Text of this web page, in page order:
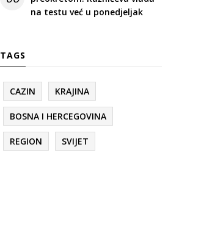
na testu već u ponedjeljak
TAGS
CAZIN KRAJINA
BOSNA I HERCEGOVINA
REGION SVIJET